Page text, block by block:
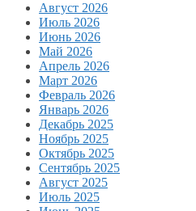
Август 2026
Июль 2026
Июнь 2026
Май 2026
Апрель 2026
Март 2026
Февраль 2026
Январь 2026
Декабрь 2025
Ноябрь 2025
Октябрь 2025
Сентябрь 2025
Август 2025
Июль 2025